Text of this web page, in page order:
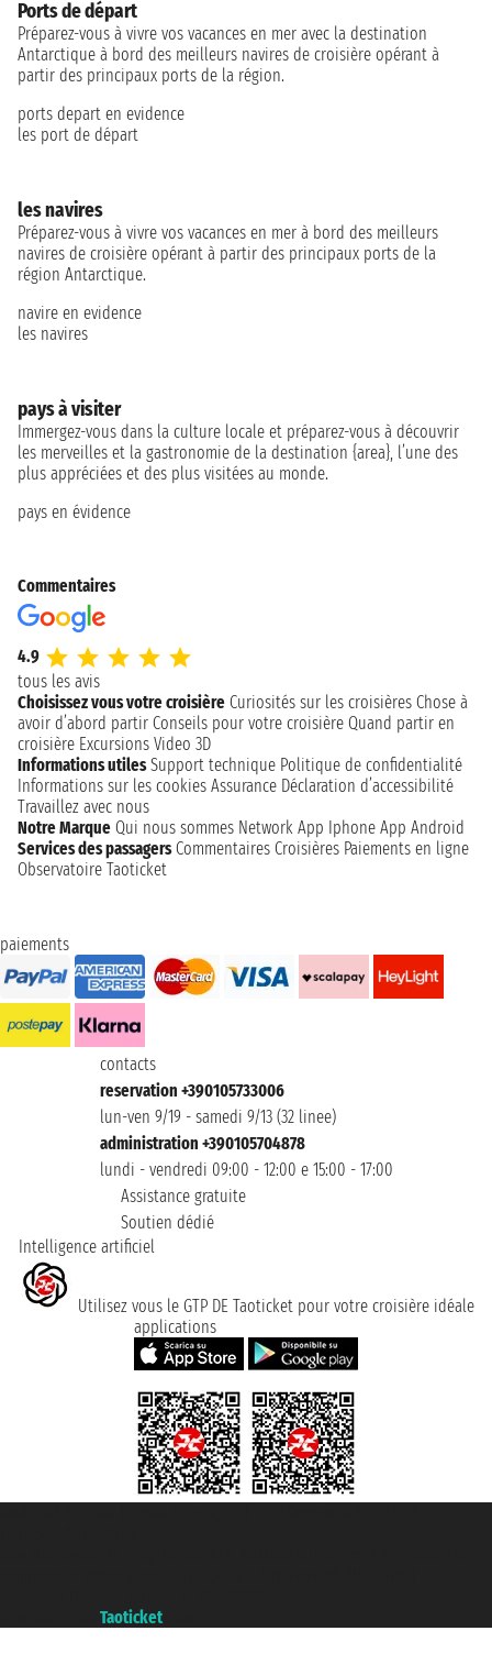
Ports de départ
Préparez-vous à vivre vos vacances en mer avec la destination
Antarctique à bord des meilleurs navires de croisière opérant à
partir des principaux ports de la région.
ports depart en evidence
les port de départ
les navires
Préparez-vous à vivre vos vacances en mer à bord des meilleurs
navires de croisière opérant à partir des principaux ports de la
région Antarctique.
navire en evidence
les navires
pays à visiter
Immergez-vous dans la culture locale et préparez-vous à découvrir
les merveilles et la gastronomie de la destination {area}, l’une des
plus appréciées et des plus visitées au monde.
pays en évidence
Commentaires
4.9
tous les avis
Choisissez vous votre croisière Curiosités sur les croisières Chose à
avoir d’abord partir Conseils pour votre croisière Quand partir en
croisière Excursions Video 3D
Informations utiles Support technique Politique de confidentialité
Informations sur les cookies Assurance Déclaration d’accessibilité
Travaillez avec nous
Notre Marque Qui nous sommes Network App Iphone App Android
Services des passagers Commentaires Croisières Paiements en ligne
Observatoire Taoticket
paiements
contacts
reservation +390105733006
lun-ven 9/19 - samedi 9/13 (32 linee)
administration +390105704878
lundi - vendredi 09:00 - 12:00 e 15:00 - 17:00
Assistance gratuite
Soutien dédié
Intelligence artificiel
Utilisez vous le GTP DE Taoticket pour votre croisière idéale
applications
Taoticket